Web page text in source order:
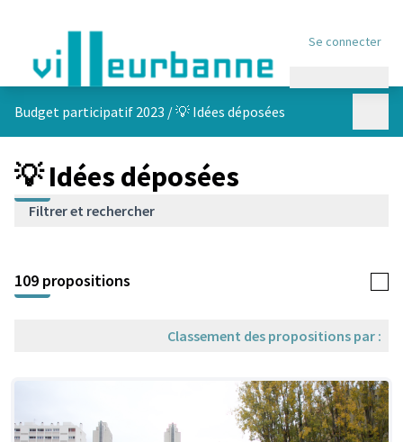
Se connecter
Budget participatif 2023 /💡 Idées déposées
💡 Idées déposées
Filtrer et rechercher
+
−
109 propositions
Classement des propositions par :